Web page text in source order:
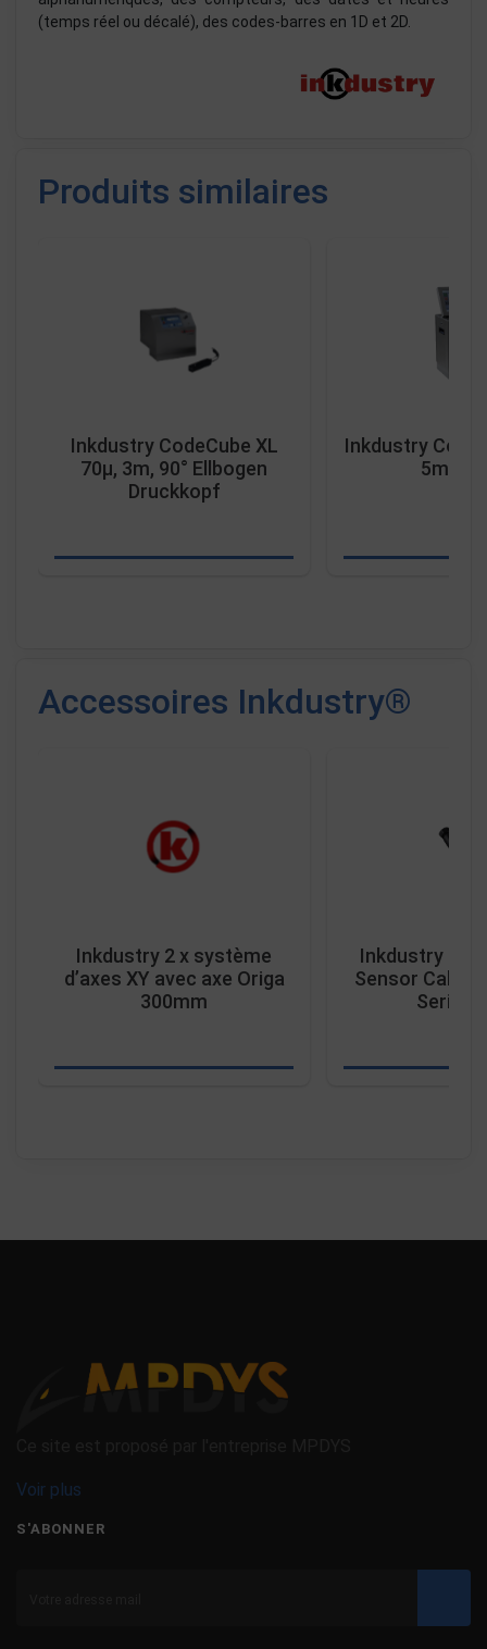
(temps réel ou décalé), des codes-barres en 1D et 2D.
Produits similaires
Inkdustry CodeCube XL
70µ, 3m, 90° Ellbogen
Druckkopf
Inkdustry
5m,
Accessoires Inkdustry®
Inkdustry 2 x système
d’axes XY avec axe Origa
300mm
Inkdustry 4
Sensor Cable
Series
Voir plus
S'ABONNER